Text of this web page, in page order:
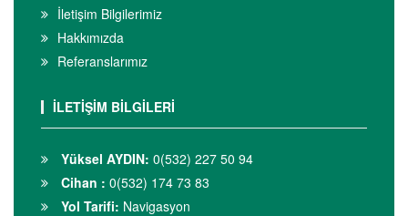
İletişim Bilgilerimiz
Hakkımızda
Referanslarımız
İLETİŞİM BİLGİLERİ
Yüksel AYDIN: 0(532) 227 50 94
Cihan : 0(532) 174 73 83
Yol Tarifi: Navigasyon